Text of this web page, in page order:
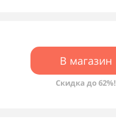
В магазин
Скидка до 62%!